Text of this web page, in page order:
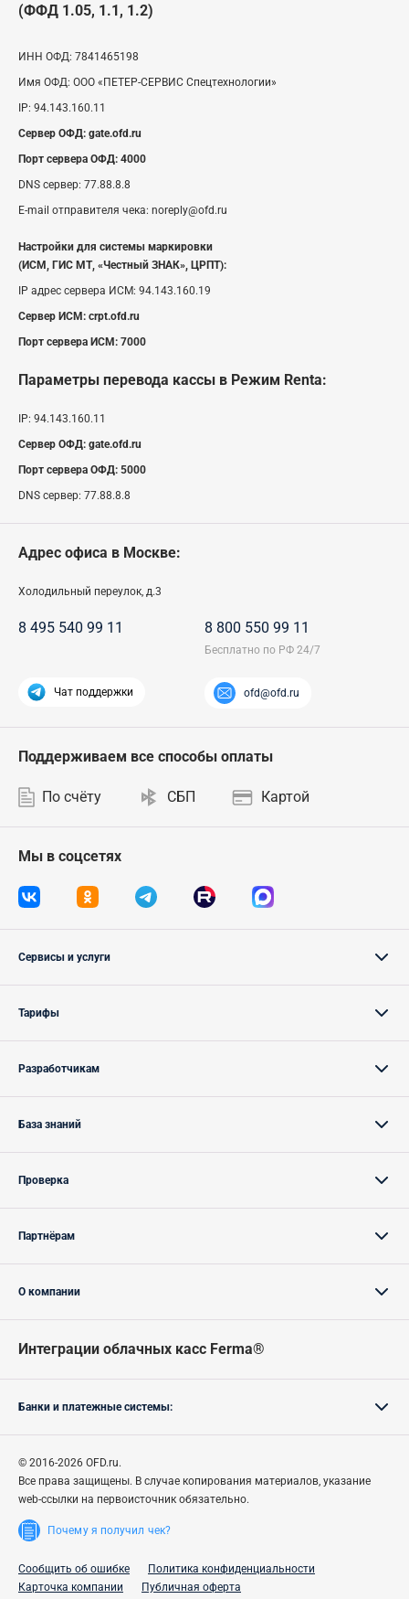
(ФФД 1.05, 1.1, 1.2)
ИНН ОФД: 7841465198
Имя ОФД: ООО «ПЕТЕР-СЕРВИС Спецтехнологии»
IP: 94.143.160.11
Сервер ОФД: gate.ofd.ru
Порт сервера ОФД: 4000
DNS сервер: 77.88.8.8
E-mail отправителя чека: noreply@ofd.ru
Настройки для системы маркировки
(ИСМ, ГИС МТ, «Честный ЗНАК», ЦРПТ):
IP адрес сервера ИСМ: 94.143.160.19
Сервер ИСМ: crpt.ofd.ru
Порт сервера ИСМ: 7000
Параметры перевода кассы в Режим Renta:
IP: 94.143.160.11
Сервер ОФД: gate.ofd.ru
Порт сервера ОФД: 5000
DNS сервер: 77.88.8.8
Адрес офиса в Москве:
Холодильный переулок, д.3
8 495 540 99 11 8 800 550 99 11
Чат поддержки ofd@ofd.ru
Мы в соцсетях
Поддерживаем все способы оплаты
По счёту СБП Картой
Сервисы и услуги
Тарифы
Разработчикам
База знаний
Проверка
Партнёрам
О компании
Интеграции облачных касс Ferma®
Банки и платежные системы:
© 2016-2026 OFD.ru.
Все права защищены. В случае копирования материалов, указание
web-ссылки на первоисточник обязательно.
Почему я получил чек?
Сообщить об ошибке
Политика конфиденциальности
Карточка компании
Публичная оферта